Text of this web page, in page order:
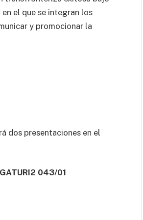
el que se integran los
y promocionar la
dos presentaciones en el
043/01